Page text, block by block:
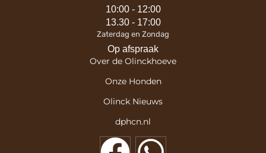
10:00 - 12:00
13.30 - 17:00
Zaterdag en Zondag
Op afspraak
Over de Olinckhoeve
Onze Honden
Olinck Nieuws
dphcn.nl